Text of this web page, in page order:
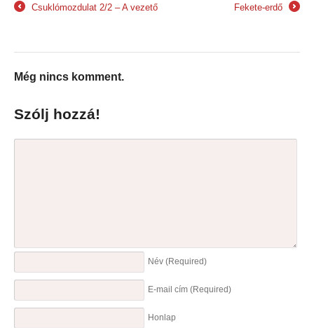
Csuklómozdulat 2/2 – A vezető
Fekete-erdő
Még nincs komment.
Szólj hozzá!
Név (Required)
E-mail cím (Required)
Honlap